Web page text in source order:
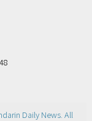
Daily News. All